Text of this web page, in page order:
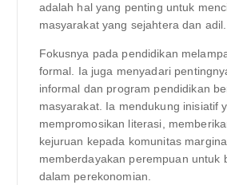
adalah hal yang penting untuk
masyarakat yang sejahtera dan adil.
Fokusnya pada pendidikan
formal. Ia juga menyadari
informal dan program pendidikan
masyarakat. Ia mendukung inisiatif
mempromosikan literasi,
kejuruan kepada komunitas
memberdayakan perempuan untuk
dalam perekonomian.